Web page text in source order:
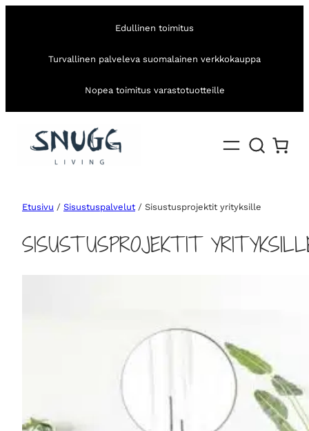
Edullinen toimitus
Turvallinen palveleva suomalainen verkkokauppa
Nopea toimitus varastotuotteille
Etusivu / Sisustuspalvelut / Sisustusprojektit yrityksille
SISUSTUSPROJEKTIT